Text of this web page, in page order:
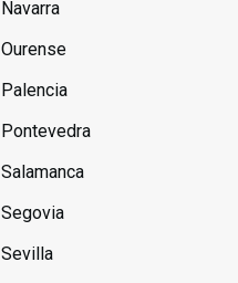
Navarra
Ourense
Palencia
Pontevedra
Salamanca
Segovia
Sevilla